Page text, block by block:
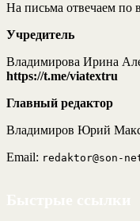
На письма отвечаем по
Учредитель
Владимирова Ирина
https://t.me/viatextru
Главный редактор
Владимиров Юрий
Email: redaktor@son-